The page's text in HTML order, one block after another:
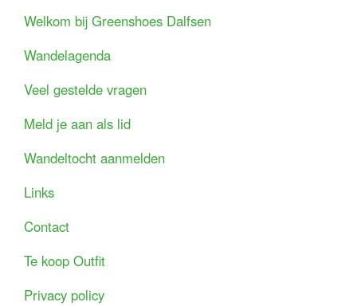
Welkom bij Greenshoes Dalfsen
Wandelagenda
Veel gestelde vragen
Meld je aan als lid
Wandeltocht aanmelden
Links
Contact
Te koop Outfit
Privacy policy